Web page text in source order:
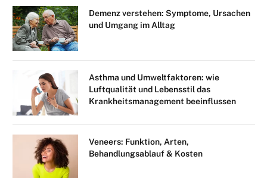
Demenz verstehen: Symptome, Ursachen
und Umgang im Alltag
Asthma und Umweltfaktoren: wie
Luftqualität und Lebensstil das
Krankheitsmanagement beeinflussen
Veneers: Funktion, Arten,
Behandlungsablauf & Kosten